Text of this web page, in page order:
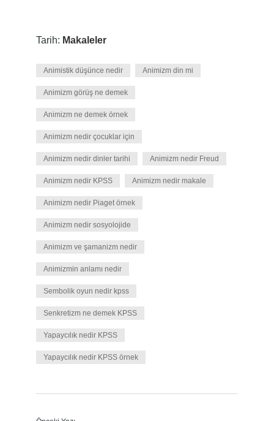
Tarih: Makaleler
Animistik düşünce nedir Animizm din mi
Animizm görüş ne demek
Animizm ne demek örnek
Animizm nedir çocuklar için
Animizm nedir dinler tarihi Animizm nedir Freud
Animizm nedir KPSS Animizm nedir makale
Animizm nedir Piaget örnek
Animizm nedir sosyolojide
Animizm ve şamanizm nedir
Animizmin anlamı nedir
Sembolik oyun nedir kpss
Senkretizm ne demek KPSS
Yapaycılık nedir KPSS
Yapaycılık nedir KPSS örnek